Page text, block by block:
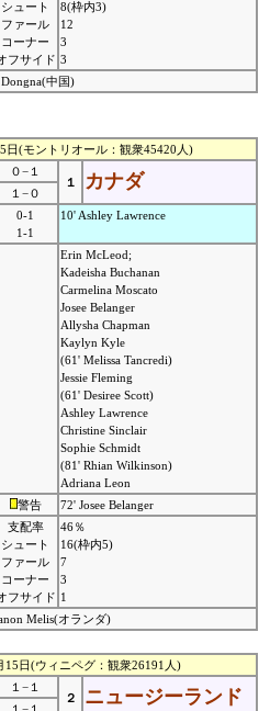
シュート
ファール
コーナー
フサイド
8(枠内3)
12
3
3
中国)
(モントリオール：観衆45420人)
０−１
１
カナダ
１−０
0-1
1-1
10' Ashley Lawrence
Erin McLeod;
Kadeisha Buchanan
Carmelina Moscato
Josee Belanger
Allysha Chapman
Kaylyn Kyle
(61' Melissa Tancredi)
Jessie Fleming
(61' Desiree Scott)
Ashley Lawrence
Christine Sinclair
Sophie Schmidt
(81' Rhian Wilkinson)
Adriana Leon
警告
72' Josee Belanger
支配率
シュート
ファール
コーナー
フサイド
46％
16(枠内5)
7
3
1
Melis(オランダ)
日(ウィニペグ：観衆26191人)
１−１
２
ニュージーランド